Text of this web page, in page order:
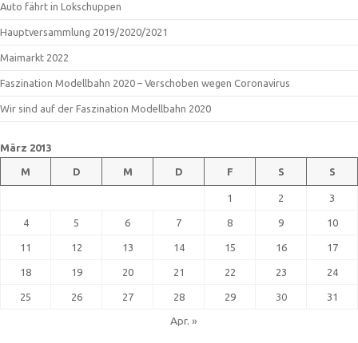
Auto fährt in Lokschuppen
Hauptversammlung 2019/2020/2021
Maimarkt 2022
Faszination Modellbahn 2020 – Verschoben wegen Coronavirus
Wir sind auf der Faszination Modellbahn 2020
März 2013
M D M D F S S
1 2 3
4 5 6 7 8 9 10
11 12 13 14 15 16 17
18 19 20 21 22 23 24
25 26 27 28 29 30 31
Apr. »